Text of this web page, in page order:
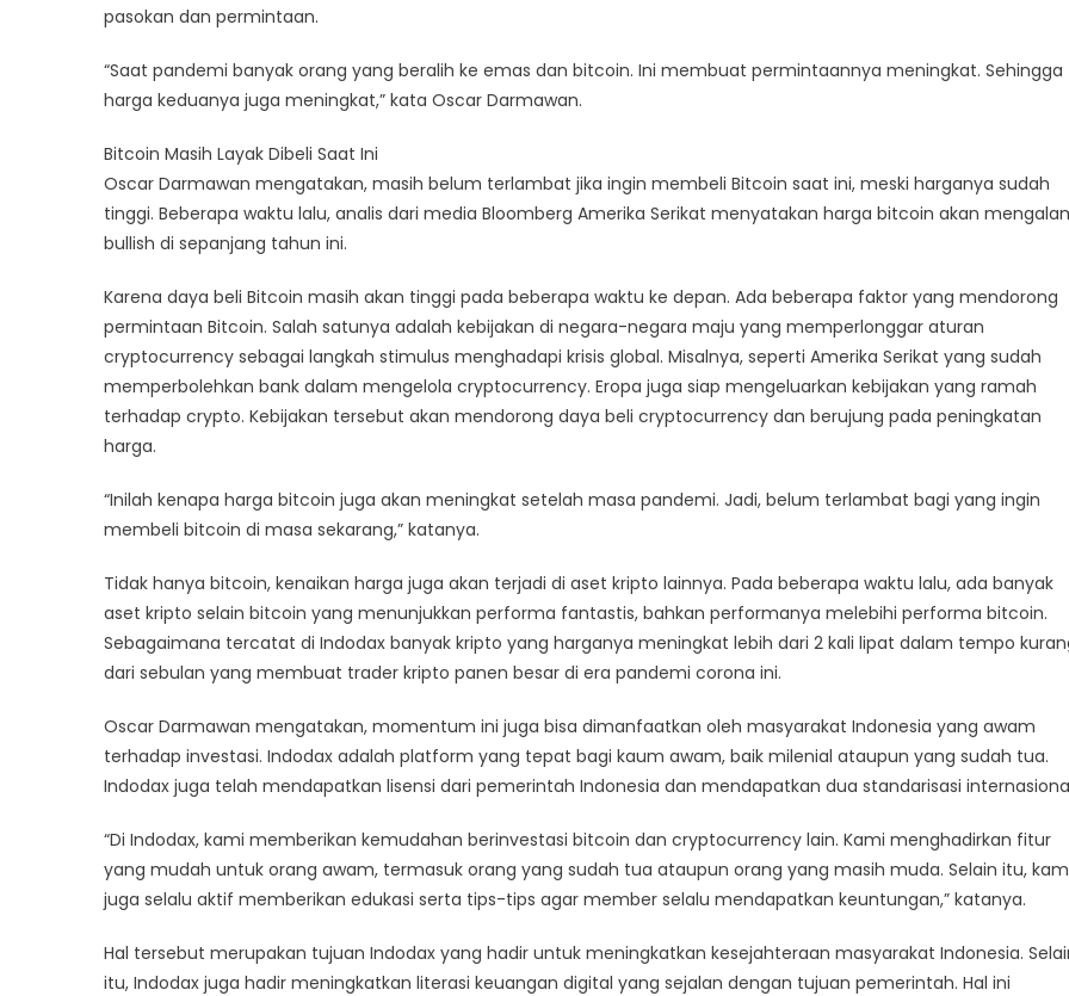
pasokan dan permintaan.
“Saat pandemi banyak orang yang beralih ke emas dan bitcoin. Ini membuat permintaannya meningkat. Sehingga
harga keduanya juga meningkat,” kata Oscar Darmawan.
Bitcoin Masih Layak Dibeli Saat Ini
Oscar Darmawan mengatakan, masih belum terlambat jika ingin membeli Bitcoin saat ini, meski harganya sudah
tinggi. Beberapa waktu lalu, analis dari media Bloomberg Amerika Serikat menyatakan harga bitcoin akan
bullish di sepanjang tahun ini.
Karena daya beli Bitcoin masih akan tinggi pada beberapa waktu ke depan. Ada beberapa faktor yang mendorong
permintaan Bitcoin. Salah satunya adalah kebijakan di negara-negara maju yang memperlonggar aturan
cryptocurrency sebagai langkah stimulus menghadapi krisis global. Misalnya, seperti Amerika Serikat yang sudah
memperbolehkan bank dalam mengelola cryptocurrency. Eropa juga siap mengeluarkan kebijakan yang ramah
terhadap crypto. Kebijakan tersebut akan mendorong daya beli cryptocurrency dan berujung pada peningkatan
harga.
“Inilah kenapa harga bitcoin juga akan meningkat setelah masa pandemi. Jadi, belum terlambat bagi yang ingin
membeli bitcoin di masa sekarang,” katanya.
Tidak hanya bitcoin, kenaikan harga juga akan terjadi di aset kripto lainnya. Pada beberapa waktu lalu, ada banyak
aset kripto selain bitcoin yang menunjukkan performa fantastis, bahkan performanya melebihi performa bitcoin.
Sebagaimana tercatat di Indodax banyak kripto yang harganya meningkat lebih dari 2 kali lipat dalam tempo
dari sebulan yang membuat trader kripto panen besar di era pandemi corona ini.
Oscar Darmawan mengatakan, momentum ini juga bisa dimanfaatkan oleh masyarakat Indonesia yang awam
terhadap investasi. Indodax adalah platform yang tepat bagi kaum awam, baik milenial ataupun yang sudah tua.
Indodax juga telah mendapatkan lisensi dari pemerintah Indonesia dan mendapatkan dua standarisasi
“Di Indodax, kami memberikan kemudahan berinvestasi bitcoin dan cryptocurrency lain. Kami menghadirkan fitur
yang mudah untuk orang awam, termasuk orang yang sudah tua ataupun orang yang masih muda. Selain itu,
juga selalu aktif memberikan edukasi serta tips-tips agar member selalu mendapatkan keuntungan,” katanya.
Hal tersebut merupakan tujuan Indodax yang hadir untuk meningkatkan kesejahteraan masyarakat Indonesia.
itu, Indodax juga hadir meningkatkan literasi keuangan digital yang sejalan dengan tujuan pemerintah. Hal ini